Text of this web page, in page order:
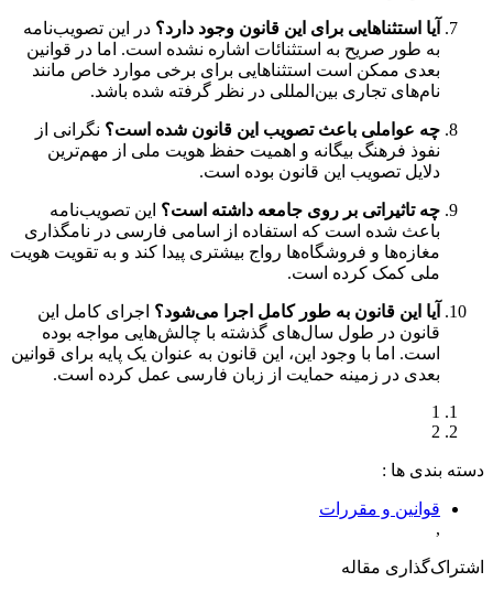
آیا استثناهایی برای این قانون وجود دارد؟ در این تصویب‌نامه
به طور صریح به استثنائات اشاره نشده است. اما در قوانین
بعدی ممکن است استثناهایی برای برخی موارد خاص مانند
نام‌های تجاری بین‌المللی در نظر گرفته شده باشد.
چه عواملی باعث تصویب این قانون شده است؟ نگرانی از
نفوذ فرهنگ بیگانه و اهمیت حفظ هویت ملی از مهم‌ترین
دلایل تصویب این قانون بوده است.
چه تاثیراتی بر روی جامعه داشته است؟ این تصویب‌نامه
باعث شده است که استفاده از اسامی فارسی در نامگذاری
مغازه‌ها و فروشگاه‌ها رواج بیشتری پیدا کند و به تقویت هویت
ملی کمک کرده است.
آیا این قانون به طور کامل اجرا می‌شود؟ اجرای کامل این
قانون در طول سال‌های گذشته با چالش‌هایی مواجه بوده
است. اما با وجود این، این قانون به عنوان یک پایه برای قوانین
بعدی در زمینه حمایت از زبان فارسی عمل کرده است.
1
2
دسته‌ بندی‌ ها :
قوانین و مقررات
,
اشتراک‌گذاری مقاله